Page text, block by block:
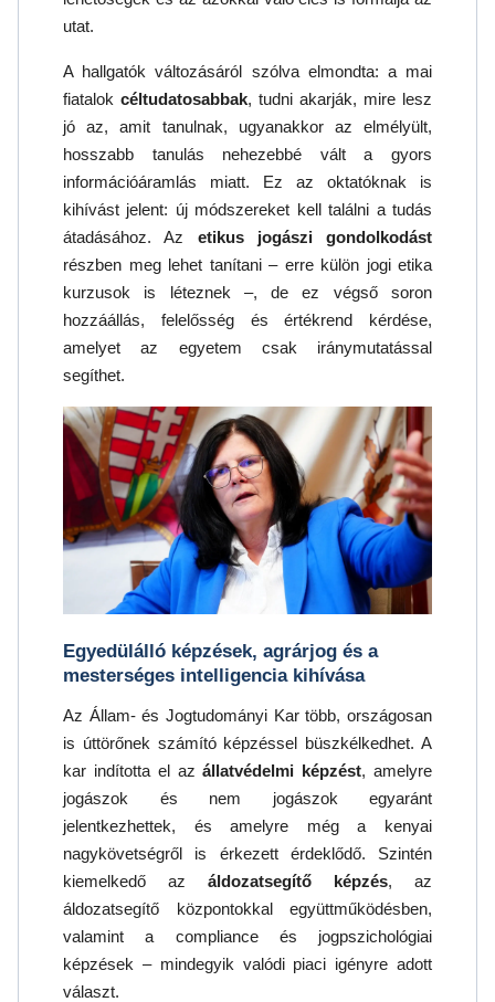
utat.
A hallgatók változásáról szólva elmondta: a mai
fiatalok céltudatosabbak, tudni akarják, mire lesz
jó az, amit tanulnak, ugyanakkor az elmélyült,
hosszabb tanulás nehezebbé vált a gyors
információáramlás miatt. Ez az oktatóknak is
kihívást jelent: új módszereket kell találni a tudás
átadásához. Az etikus jogászi gondolkodást
részben meg lehet tanítani – erre külön jogi etika
kurzusok is léteznek –, de ez végső soron
hozzáállás, felelősség és értékrend kérdése,
amelyet az egyetem csak iránymutatással
segíthet.
Egyedülálló képzések, agrárjog és a
mesterséges intelligencia kihívása
Az Állam- és Jogtudományi Kar több, országosan
is úttörőnek számító képzéssel büszkélkedhet. A
kar indította el azállatvédelmi képzést, amelyre
jogászok és nem jogászok egyaránt
jelentkezhettek, és amelyre még a kenyai
nagykövetségről is érkezett érdeklődő. Szintén
kiemelkedő az áldozatsegítő képzés, az
áldozatsegítő központokkal együttműködésben,
valamint a compliance és jogpszichológiai
képzések – mindegyik valódi piaci igényre adott
választ.